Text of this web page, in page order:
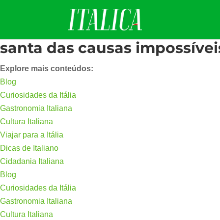
santa das causas
Explore mais conteúdos:
Blog
Curiosidades da Itália
Gastronomia Italiana
Cultura Italiana
Viajar para a Itália
Dicas de Italiano
Cidadania Italiana
Blog
Curiosidades da Itália
Gastronomia Italiana
Cultura Italiana